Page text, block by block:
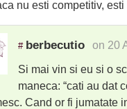
nu esti competitiv,
# berbecutio on 20
Si mai vin si eu si o
maneca: “cati au dat
Cand or fi jumatate